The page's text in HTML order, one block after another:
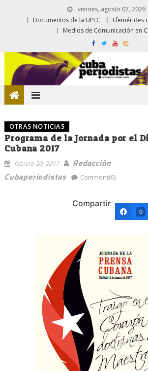
viernes, agosto 07, 2026
Documentos de la UPEC
Efemérides
Medios de Comunicación en
OTRAS NOTICIAS
Programa de la Jornada por el
Cubana 2017
febrero 20, 2017
Redacción
Cubaperiodistas
Comment(0)
Compartir
0